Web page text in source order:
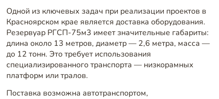
Одной из ключевых задач при реализации проектов в
Красноярском крае является доставка оборудования.
Резервуар РГСП-75м3 имеет значительные габариты:
длина около 13 метров, диаметр — 2,6 метра, масса —
до 12 тонн. Это требует использования
специализированного транспорта — низкорамных
платформ или тралов.
Поставка возможна автотранспортом,